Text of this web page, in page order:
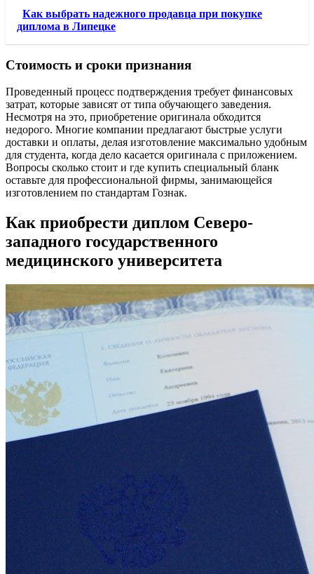
Как выбрать надежного продавца при покупке
диплома в Липецке
Стоимость и сроки признания
Проведенный процесс подтверждения требует финансовых
затрат, которые зависят от типа обучающего заведения.
Несмотря на это, приобретение оригинала обходится
недорого. Многие компании предлагают быстрые услуги
доставки и оплаты, делая изготовление максимально удобным
для студента, когда дело касается оригинала с приложением.
Вопросы сколько стоит и где купить специальный бланк
оставьте для профессиональной фирмы, занимающейся
изготовлением по стандартам Гознак.
Как приобрести диплом Северо-
западного государственного
медицинского университета